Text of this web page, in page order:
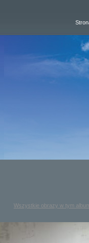
Wszystkie obrazy w tym